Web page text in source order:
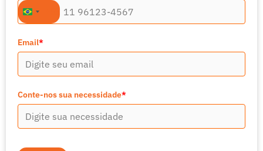
Brazil
+55
+55
Email*
Conte-nos sua necessidade*